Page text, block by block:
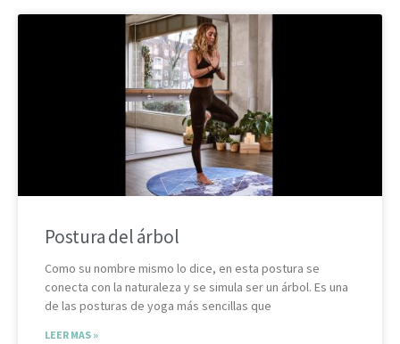
Postura del árbol
Como su nombre mismo lo dice, en esta postura se
conecta con la naturaleza y se simula ser un árbol. Es una
de las posturas de yoga más sencillas que
LEER MAS »